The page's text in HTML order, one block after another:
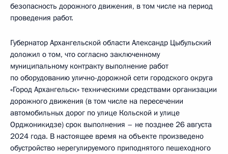
безопасность дорожного движения, в том числе на период
проведения работ.
Губернатор Архангельской области Александр Цыбульский
доложил о том, что согласно заключенному
муниципальному контракту выполнение работ
по оборудованию улично-дорожной сети городского округа
«Город Архангельск» техническими средствами организации
дорожного движения (в том числе на пересечении
автомобильных дорог по улице Кольской и улице
Орджоникидзе) срок выполнения – не позднее 26 августа
2024 года. В настоящее время на объекте произведено
обустройство нерегулируемого приподнятого пешеходного